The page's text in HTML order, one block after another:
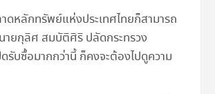
ดหลักทรัพย์แห่งประเทศไทยก็สามารถ
ายกุลิศ สมบัติศิริ ปลัดกระทรวง
รับซื้อมากกว่านี้ ก็คงจะต้องไปดูความ